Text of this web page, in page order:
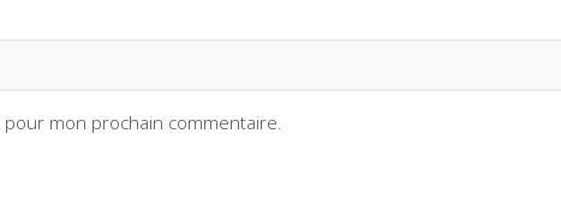
mon prochain commentaire.